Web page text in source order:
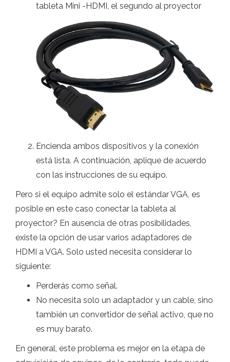
tableta Mini -HDMI, el segundo al proyector
Encienda ambos dispositivos y la conexión
está lista. A continuación, aplique de acuerdo
con las instrucciones de su equipo.
Pero si el equipo admite solo el estándar VGA, es
posible en este caso conectar la tableta al
proyector? En ausencia de otras posibilidades,
existe la opción de usar varios adaptadores de
HDMI a VGA. Solo usted necesita considerar lo
siguiente:
Perderás como señal.
No necesita solo un adaptador y un cable, sino
también un convertidor de señal activo, que no
es muy barato.
En general, este problema es mejor en la etapa de